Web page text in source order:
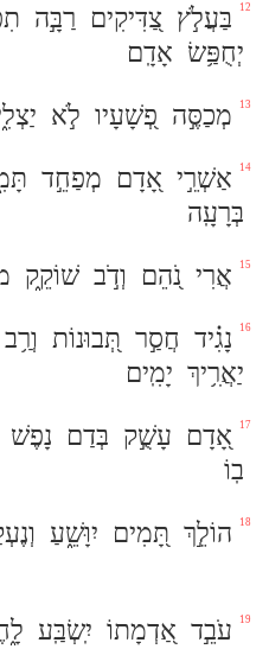
12 בַּעֲלֹ֣ץ צַ֭דִּיקִים רַבָּ֣ה
יְחֻפַּ֥שׂ אָדָֽם
13 מְכַסֶּ֣ה פְ֭שָׁעָיו לֹ֣א
14 אַשְׁרֵ֣י אָ֭דָם מְפַחֵ֣ד
בְּרָעָֽה
15 אֲרִי נֹ֭הֵם וְדֹ֣ב שׁוֹקֵ֑ק
16 נָגִ֗יד חֲסַ֣ר תְּ֭בוּנוֹת וְרַ֥ב
יַאֲרִ֥יךְ יָמִֽים
17 אָ֭דָם עָשֻׁ֣ק בְּדַם נָפֶשׁ
בֽוֹ
18 הוֹלֵ֣ךְ תָּ֭מִים יִוָּשֵׁ֑עַ
19 עֹבֵ֣ד אַ֭דְמָתוֹ יִֽשְׂבַּֽע